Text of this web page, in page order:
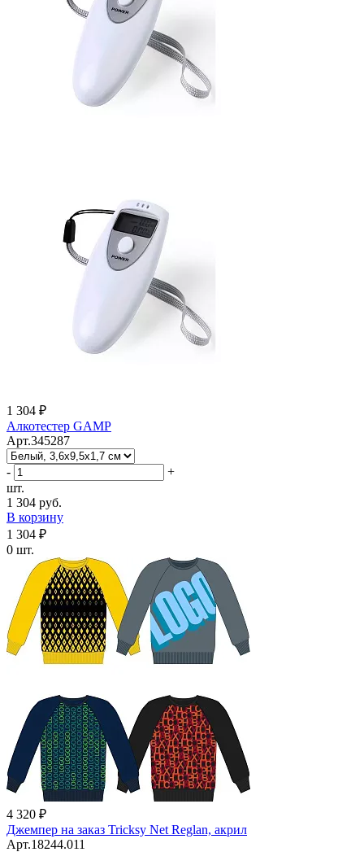
1 304 ₽
Алкотестер GAMP
Арт.345287
-
+
шт.
1 304 руб.
В корзину
1 304 ₽
0 шт.
4 320 ₽
Джемпер на заказ Tricksy Net Reglan, акрил
Арт.18244.011